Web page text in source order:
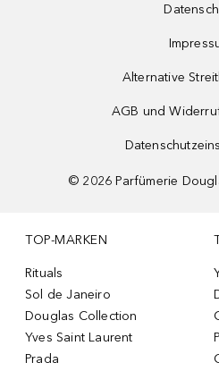
Alternative
AGB und
© 2026 Parfümerie
TOP-MARKEN
Rituals
Sol de Janeiro
Douglas Collection
Yves Saint Laurent
Prada